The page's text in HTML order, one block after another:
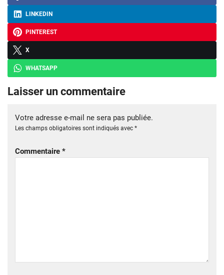
LINKEDIN
PINTEREST
X
WHATSAPP
Laisser un commentaire
Votre adresse e-mail ne sera pas publiée.
Les champs obligatoires sont indiqués avec *
Commentaire *